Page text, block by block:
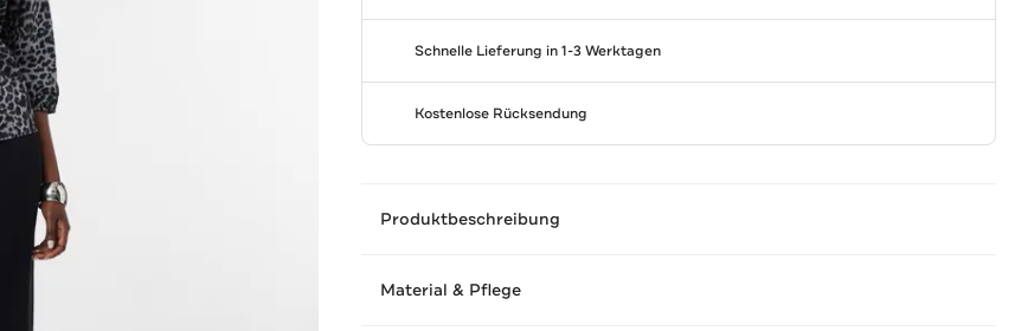
Schnelle Lieferung in 1-3 Werktagen
Kostenlose Rücksendung
Produktbeschreibung
Material & Pflege